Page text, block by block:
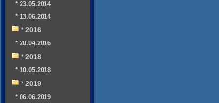
* 23.05.2014
* 13.06.2014
* 2016
* 20.04.2016
* 2018
* 10.05.2018
* 2019
* 06.06.2019